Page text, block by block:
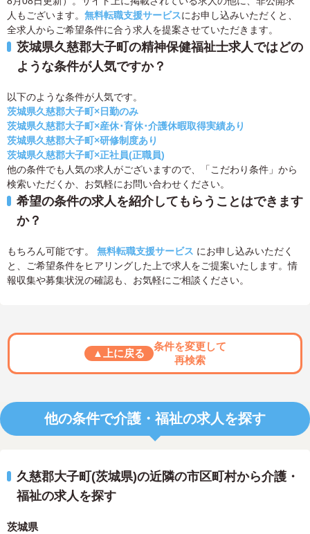
人もございます。 無料転職支援サービスにお申し込みいただくと、
全求人からご希望条件に合う求人を提案させていただきます。
茨城県久慈郡大子町の精神保健福祉士求人ではどの
ような条件が人気ですか？
以下のような条件が人気です。
茨城県久慈郡大子町×日勤のみ
茨城県久慈郡大子町×産休･育休･介護休暇取得実績あり
茨城県久慈郡大子町×研修制度あり
茨城県久慈郡大子町×正社員(正職員)
他の条件でも人気の求人がございますので、「こだわり条件」から
検索いただくか、お気軽にお問い合わせください。
希望の条件の求人を紹介してもらうことはできます
か？
もちろん可能です。 無料転職支援サービス にお申し込みいただく
と、ご希望条件をヒアリングした上で求人をご提案いたします。情
報収集や募集状況の確認も、お気軽にご相談ください。
▲上に戻る
条件を変更して
再検索
他の条件で介護・福祉の求人を探す
久慈郡大子町(茨城県)の近隣の市区町村から介護・
福祉の求人を探す
茨城県